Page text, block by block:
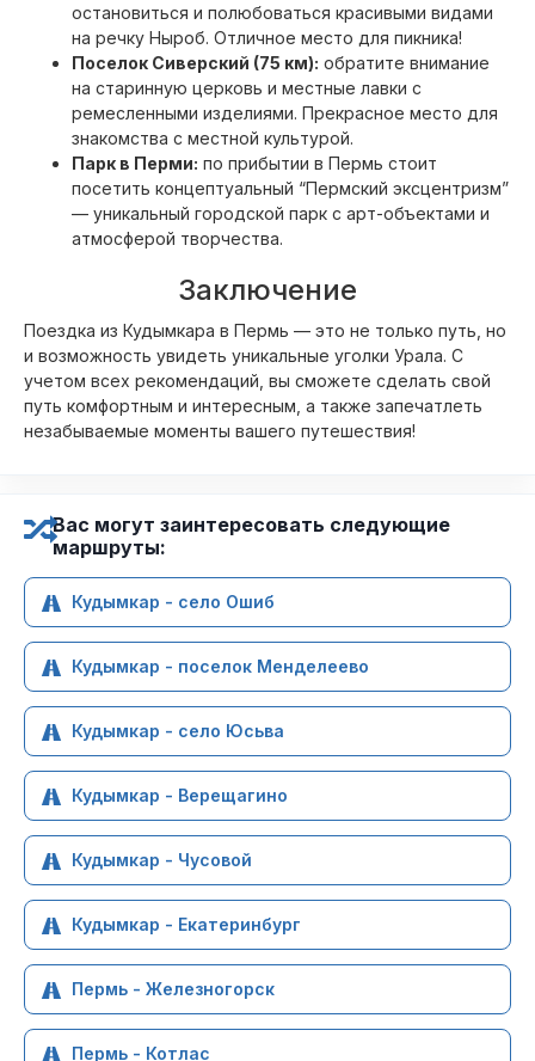
остановиться и полюбоваться красивыми видами
на речку Ныроб. Отличное место для пикника!
Поселок Сиверский (75 км): обратите внимание
на старинную церковь и местные лавки с
ремесленными изделиями. Прекрасное место для
знакомства с местной культурой.
Парк в Перми: по прибытии в Пермь стоит
посетить концептуальный “Пермский эксцентризм”
— уникальный городской парк с арт-объектами и
атмосферой творчества.
Заключение
Поездка из Кудымкара в Пермь — это не только путь, но
и возможность увидеть уникальные уголки Урала. С
учетом всех рекомендаций, вы сможете сделать свой
путь комфортным и интересным, а также запечатлеть
незабываемые моменты вашего путешествия!
Вас могут заинтересовать следующие
маршруты:
Кудымкар - село Ошиб
Кудымкар - поселок Менделеево
Кудымкар - село Юсьва
Кудымкар - Верещагино
Кудымкар - Чусовой
Кудымкар - Екатеринбург
Пермь - Железногорск
Пермь - Котлас